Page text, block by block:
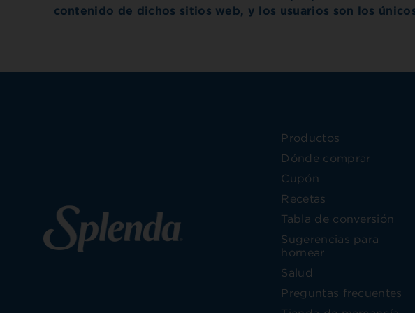
contenido de dichos sitios web, y los usuarios son los
Productos
Dónde comprar
Cupón
Recetas
Tabla de conversión
Sugerencias para
hornear
Salud
Preguntas frecuentes